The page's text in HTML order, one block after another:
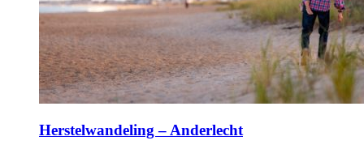
Herstelwandeling – Anderlecht